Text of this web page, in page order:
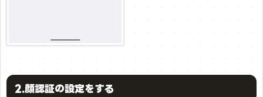
2.顔認証の設定をする